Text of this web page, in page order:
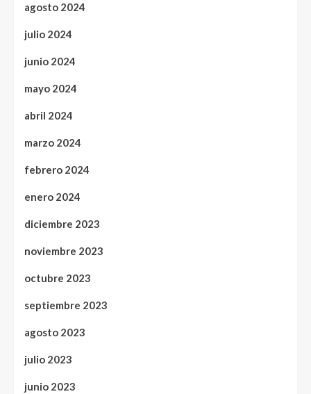
agosto 2024
julio 2024
junio 2024
mayo 2024
abril 2024
marzo 2024
febrero 2024
enero 2024
diciembre 2023
noviembre 2023
octubre 2023
septiembre 2023
agosto 2023
julio 2023
junio 2023